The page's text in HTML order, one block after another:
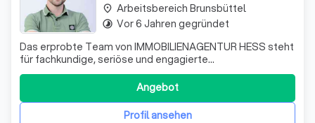
Das erprobte Team von IMMOBILIENAGENTUR HESS steht
für fachkundige, seriöse und engagierte
Vermittlungsarbeit. Wir führen Verkäufer und Käufer,
Vermieter und Mieter zusammen - zum Wohle aller
Beteiligten. Hinter dem Gründer, Stanley Hess, steht ein
Team aus erfahrenen und qualifizierten Immobiliene
Profil ansehen
Angebot
place Arbeitsbereich Brunsbüttel
timelapse Vor 6 Jahren gegründet